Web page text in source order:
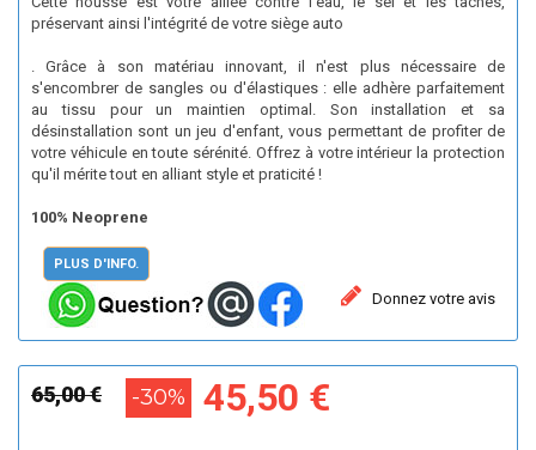
préservant ainsi l'intégrité de votre siège auto
. Grâce à son matériau innovant, il n'est plus nécessaire de
s'encombrer de sangles ou d'élastiques : elle adhère parfaitement
au tissu pour un maintien optimal. Son installation et sa
désinstallation sont un jeu d'enfant, vous permettant de profiter de
votre véhicule en toute sérénité. Offrez à votre intérieur la protection
qu'il mérite tout en alliant style et praticité !
100% Neoprene
PLUS D'INFO.
Donnez votre avis
65,00 € -30% 45,50 €